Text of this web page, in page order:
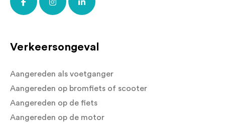
Verkeersongeval
Aangereden als voetganger
Aangereden op bromfiets of scooter
Aangereden op de fiets
Aangereden op de motor